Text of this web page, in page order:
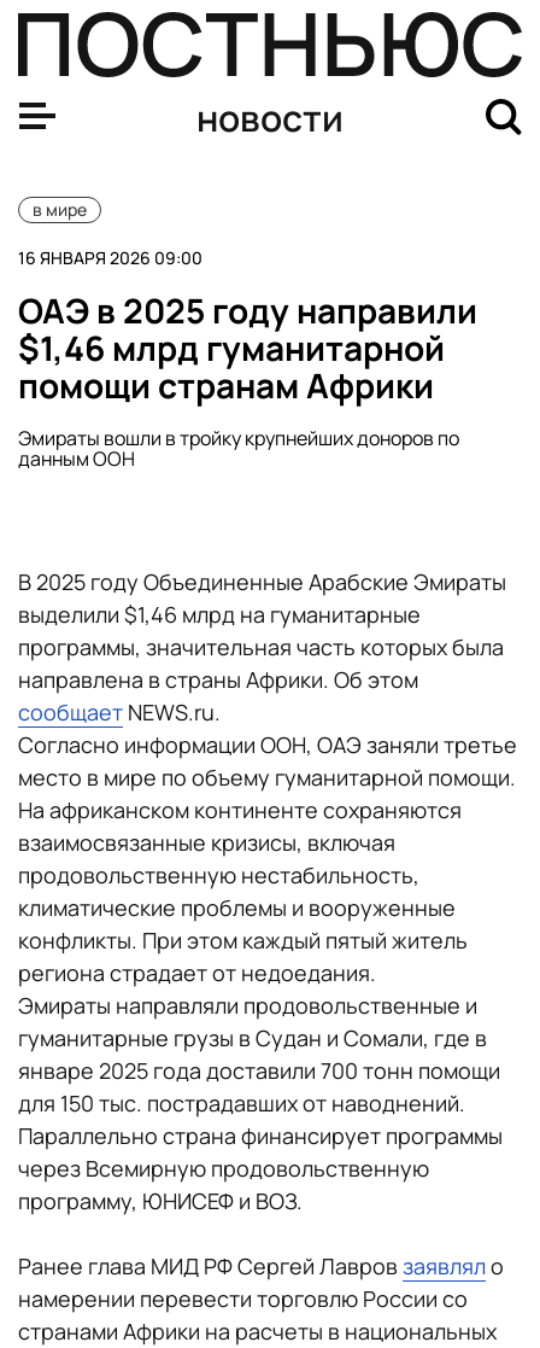
новости
в мире
16 ЯНВАРЯ 2026 09:00
ОАЭ в 2025 году направили
$1,46 млрд гуманитарной
помощи странам Африки
Эмираты вошли в тройку крупнейших доноров по
данным ООН
В 2025 году Объединенные Арабские Эмираты
выделили $1,46 млрд на гуманитарные
программы, значительная часть которых была
направлена в страны Африки. Об этом
сообщает NEWS.ru.
Согласно информации ООН, ОАЭ заняли третье
место в мире по объему гуманитарной помощи.
На африканском континенте сохраняются
взаимосвязанные кризисы, включая
продовольственную нестабильность,
климатические проблемы и вооруженные
конфликты. При этом каждый пятый житель
региона страдает от недоедания.
Эмираты направляли продовольственные и
гуманитарные грузы в Судан и Сомали, где в
январе 2025 года доставили 700 тонн помощи
для 150 тыс. пострадавших от наводнений.
Параллельно страна финансирует программы
через Всемирную продовольственную
программу, ЮНИСЕФ и ВОЗ.
Ранее глава МИД РФ Сергей Лавров заявляло
намерении перевести торговлю России со
странами Африки на расчеты в национальных
Истребитель США F-35A подал сигнал бедствия и